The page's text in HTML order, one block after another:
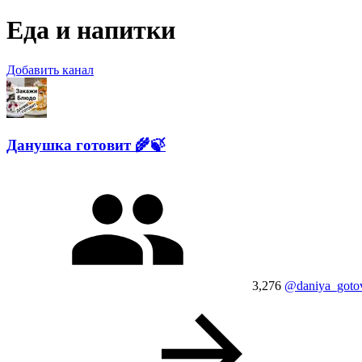
Еда и напитки
Добавить канал
Данушка готовит 🌾🍃
3,276